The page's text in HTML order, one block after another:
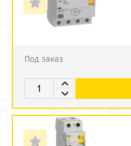
Под заказ